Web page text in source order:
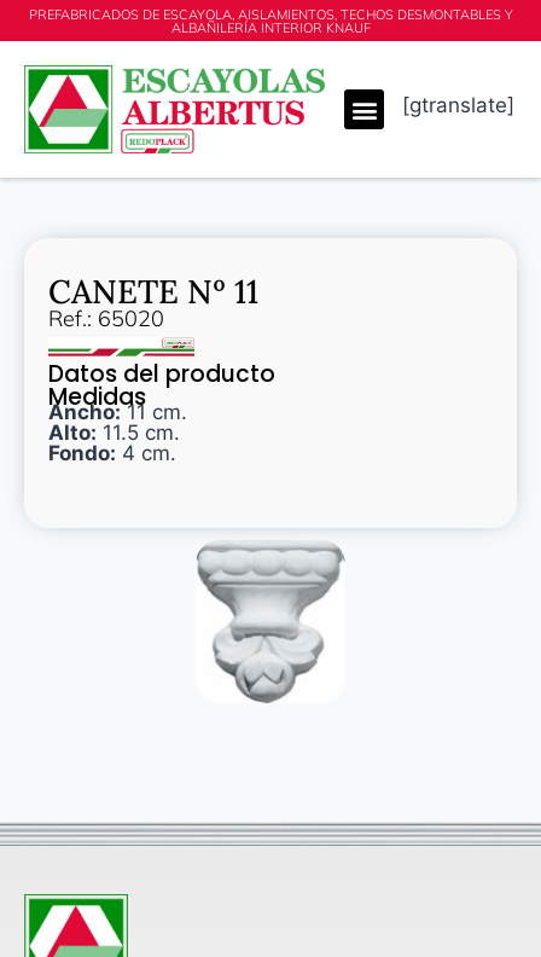
PREFABRICADOS DE ESCAYOLA, AISLAMIENTOS, TECHOS DESMONTABLES Y
ALBAÑILERÍA INTERIOR KNAUF
[gtranslate]
CANETE Nº 11
Ref.: 65020
Datos del producto
Medidas
Ancho:11 cm.
Alto: 11.5 cm.
Fondo: 4 cm.